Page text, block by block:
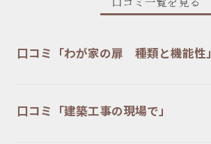
口コミ「わが家の扉 種類と機能性」
口コミ「建築工事の現場で」